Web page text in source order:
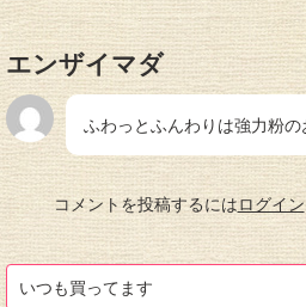
エンザイマダ
ふわっとふんわりは強力粉の
コメントを投稿するにはログイン
いつも買ってます